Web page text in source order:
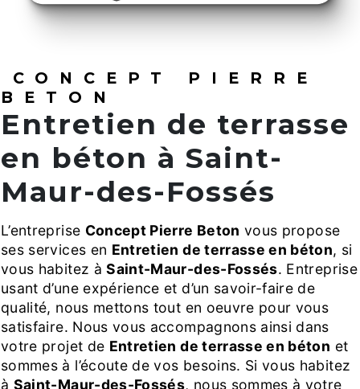
CONCEPT PIERRE
BETON
Entretien de terrasse
en béton à Saint-
Maur-des-Fossés
L’entreprise Concept Pierre Beton vous propose
ses services en Entretien de terrasse en béton, si
vous habitez àSaint-Maur-des-Fossés. Entreprise
usant d’une expérience et d’un savoir-faire de
qualité, nous mettons tout en oeuvre pour vous
satisfaire. Nous vous accompagnons ainsi dans
votre projet de Entretien de terrasse en béton et
sommes à l’écoute de vos besoins. Si vous habitez
à Saint-Maur-des-Fossés, nous sommes à votre